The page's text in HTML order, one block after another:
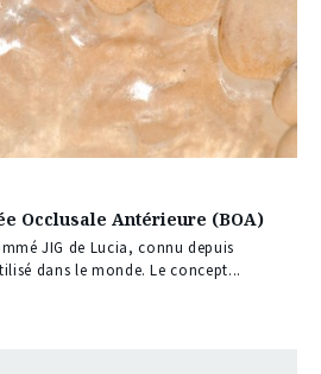
Occlusale Antérieure (BOA)
JIG de Lucia, connu depuis
dans le monde. Le concept...